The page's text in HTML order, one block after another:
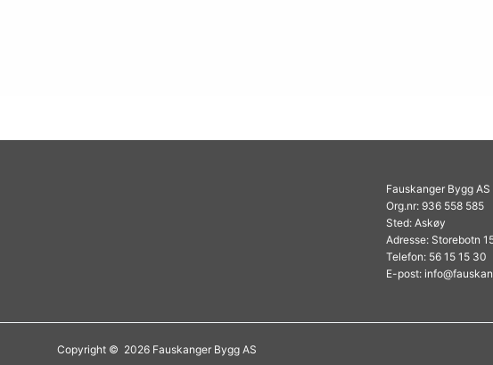
Fauskanger Bygg AS
Org.nr: 936 558 585
Sted: Askøy
Adresse: Storebotn
Telefon: 56 15 15 30
E-post:
Copyright © 2026 Fauskanger Bygg AS